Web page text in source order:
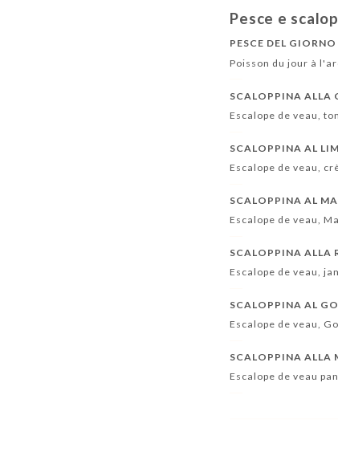
Pesce e
PESCE DEL GIORNO
Poisson du jour à
SCALOPPINA ALLA
Escalope de veau,
SCALOPPINA AL
Escalope de veau,
SCALOPPINA AL
Escalope de veau,
SCALOPPINA ALLA
Escalope de veau,
SCALOPPINA AL
Escalope de veau,
SCALOPPINA ALLA
Escalope de veau